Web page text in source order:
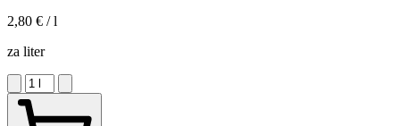
2,80 € / l
za liter